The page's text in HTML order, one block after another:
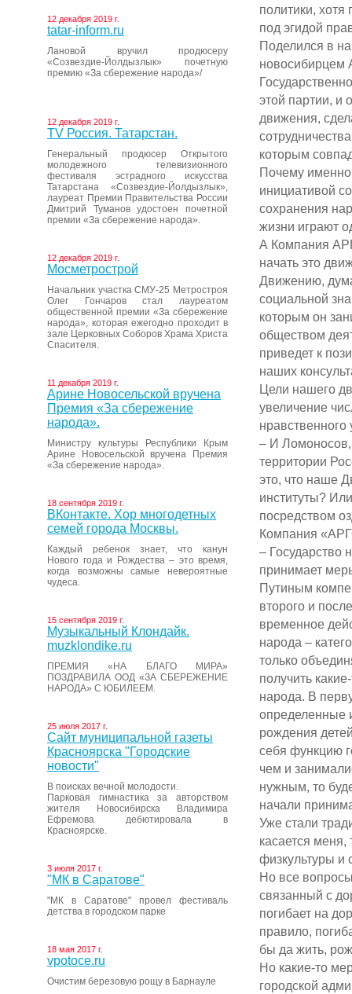
12 декабря 2019 г.
tatar-inform.ru
Лановой вручил продюсеру
«Созвездие-Йолдызлык» почетную
премию «За сбережение народа»/
12 декабря 2019 г.
ТV Россия. Татарстан.
Генеральный продюсер Открытого
молодежного телевизионного
фестиваля эстрадного искусства
Татарстана «Созвездие-Йолдызлык»,
лауреат Премии Правительства России
Дмитрий Туманов удостоен почетной
премии «За сбережение народа».
12 декабря 2019 г.
Мосметрострой
Начальник участка СМУ-25 Метростроя
Олег Гончаров стал лауреатом
общественной премии «За сбережение
народа», которая ежегодно проходит в
зале Церковных Соборов Храма Христа
Спасителя.
11 декабря 2019 г.
Арине Новосельской вручена
Премия «За сбережение
народа».
Министру культуры Республики Крым
Арине Новосельской вручена Премия
«За сбережение народа».
18 сентября 2019 г.
ВКонтакте. Хор многодетных
семей города Москвы.
Каждый ребенок знает, что канун
Нового года и Рождества – это время,
когда возможны самые невероятные
чудеса.
15 сентября 2019 г.
Музыкальный Клондайк.
muzklondike.ru
ПРЕМИЯ «НА БЛАГО МИРА»
ПОЗДРАВИЛА ООД «ЗА СБЕРЕЖЕНИЕ
НАРОДА» С ЮБИЛЕЕМ.
25 июля 2017 г.
Сайт муниципальной газеты
Красноярска "Городские
новости"
В поисках вечной молодости.
Парковая гимнастика за авторством
жителя Новосибирска Владимира
Ефремова дебютировала в
Красноярске.
3 июля 2017 г.
"МК в Саратове"
"МК в Саратове" провел фестиваль
детства в городском парке
18 мая 2017 г.
vpotoce.ru
Очистим березовую рощу в Барнауле
политики,
под эгидой
Поделился в
новосибирцем
этой партии, и
движения,
которым
Почему именно
инициативой
сохранения
жизни играют
А Компания
начать это
Движению,
социальной
которым он
обществом
приведет к
наших
Цели нашего
увеличение
– И
территории
это, что наше
институты?
посредством
Компания
– Государство
принимает
Путиным
второго и
временное
народа –
только
получить
народа. В
определенные
рождения
себя функцию
чем и
нужным, то
начали
Уже стали
касается
физкультуры и
Но все
связанный с
погибает на
правило,
бы да жить,
Но какие-то
городской